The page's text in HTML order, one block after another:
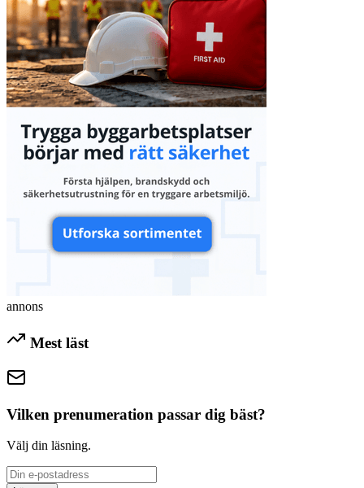
annons
Mest läst
Vilken prenumeration passar dig bäst?
Välj din läsning.